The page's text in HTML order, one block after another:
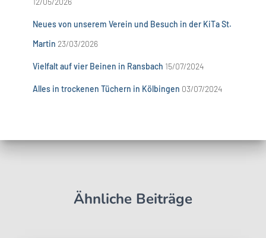
Neues von unserem Verein und Besuch in der KiTa St.
Martin 23/03/2026
Vielfalt auf vier Beinen in Ransbach 15/07/2024
Alles in trockenen Tüchern in Kölbingen 03/07/2024
Ähnliche Beiträge